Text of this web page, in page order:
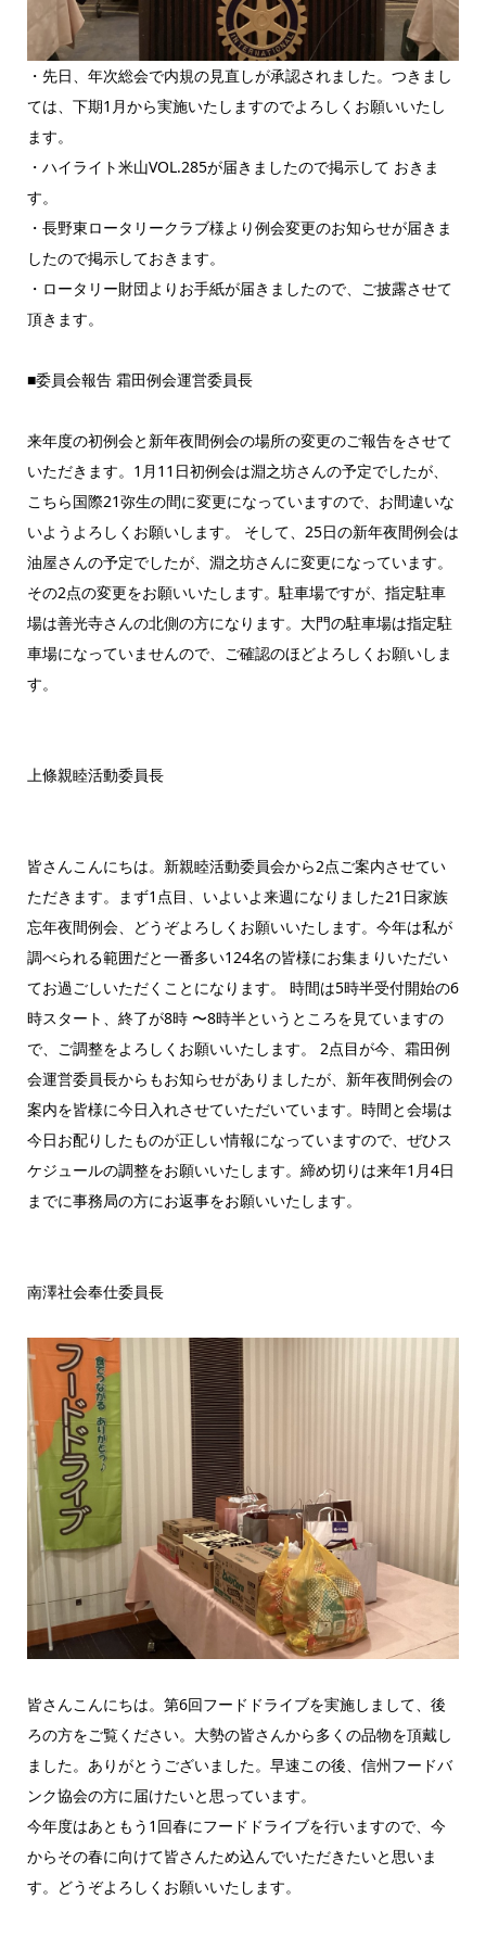
・先日、年次総会で内規の見直しが承認されました。つきまし
ては、下期1月から実施いたしますのでよろしくお願いいたし
ます。
・ハイライト米山VOL.285が届きましたので掲示して おきま
す。
・長野東ロータリークラブ様より例会変更のお知らせが届きま
したので掲示しておきます。
・ロータリー財団よりお手紙が届きましたので、ご披露させて
頂きます。
■委員会報告 霜田例会運営委員長
来年度の初例会と新年夜間例会の場所の変更のご報告をさせて
いただきます。1月11日初例会は淵之坊さんの予定でしたが、
こちら国際21弥生の間に変更になっていますので、お間違いな
いようよろしくお願いします。 そして、25日の新年夜間例会は
油屋さんの予定でしたが、淵之坊さんに変更になっています。
その2点の変更をお願いいたします。駐車場ですが、指定駐車
場は善光寺さんの北側の方になります。大門の駐車場は指定駐
車場になっていませんので、ご確認のほどよろしくお願いしま
す。
上條親睦活動委員長
皆さんこんにちは。新親睦活動委員会から2点ご案内させてい
ただきます。まず1点目、いよいよ来週になりました21日家族
忘年夜間例会、どうぞよろしくお願いいたします。今年は私が
調べられる範囲だと一番多い124名の皆様にお集まりいただい
てお過ごしいただくことになります。 時間は5時半受付開始の6
時スタート、終了が8時 〜8時半というところを見ていますの
で、ご調整をよろしくお願いいたします。 2点目が今、霜田例
会運営委員長からもお知らせがありましたが、新年夜間例会の
案内を皆様に今日入れさせていただいています。時間と会場は
今日お配りしたものが正しい情報になっていますので、ぜひス
ケジュールの調整をお願いいたします。締め切りは来年1月4日
までに事務局の方にお返事をお願いいたします。
南澤社会奉仕委員長
皆さんこんにちは。第6回フードドライブを実施しまして、後
ろの方をご覧ください。大勢の皆さんから多くの品物を頂戴し
ました。ありがとうございました。早速この後、信州フードバ
ンク協会の方に届けたいと思っています。
今年度はあともう1回春にフードドライブを行いますので、今
からその春に向けて皆さんため込んでいただきたいと思いま
す。どうぞよろしくお願いいたします。